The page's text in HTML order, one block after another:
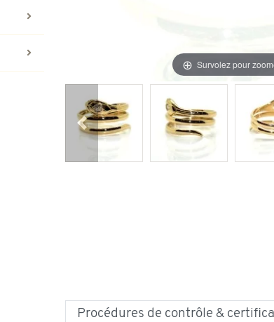
Survolez pour
Précédent
Procédures de contrôle &